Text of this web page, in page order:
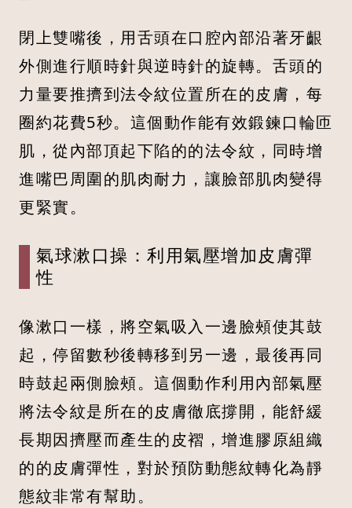
閉上雙嘴後，用舌頭在口腔內部沿著牙齦
外側進行順時針與逆時針的旋轉。舌頭的
力量要推擠到法令紋位置所在的皮膚，每
圈約花費5秒。這個動作能有效鍛鍊口輪匝
肌，從內部頂起下陷的的法令紋，同時增
進嘴巴周圍的肌肉耐力，讓臉部肌肉變得
更緊實。
氣球漱口操：利用氣壓增加皮膚彈
性
像漱口一樣，將空氣吸入一邊臉頰使其鼓
起，停留數秒後轉移到另一邊，最後再同
時鼓起兩側臉頰。這個動作利用內部氣壓
將法令紋是所在的皮膚徹底撐開，能舒緩
長期因擠壓而產生的皮褶，增進膠原組織
的的皮膚彈性，對於預防動態紋轉化為靜
態紋非常有幫助。